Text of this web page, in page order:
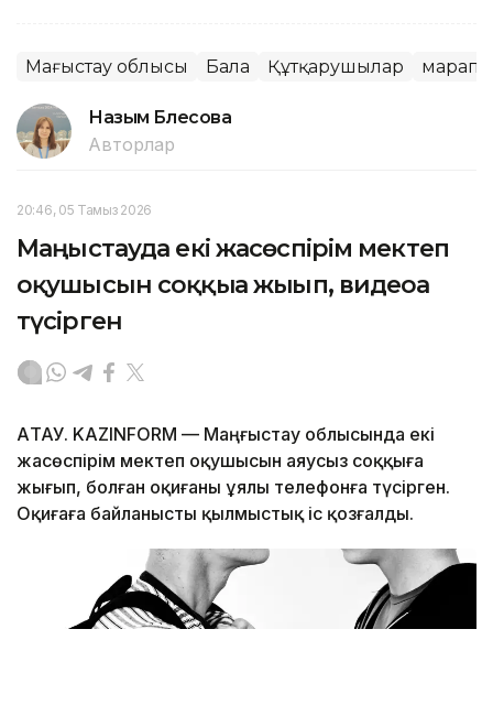
Маңғыстау облысы Бала Құтқарушылар
Назым Бөлесова
Авторлар
20:46, 05 Тамыз 2026
Маңғыстауда екі жасөспірім мектеп
оқушысын соққыға жығып, видеоға
түсірген
АҚТАУ. KAZINFORM — Маңғыстау облысында екі
жасөспірім мектеп оқушысын аяусыз соққыға
жығып, болған оқиғаны ұялы телефонға түсірген.
Оқиғаға байланысты қылмыстық іс қозғалды.